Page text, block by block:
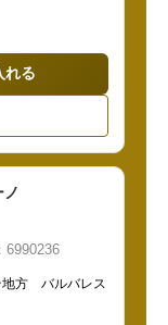
れる
6990236
方 バルバレス